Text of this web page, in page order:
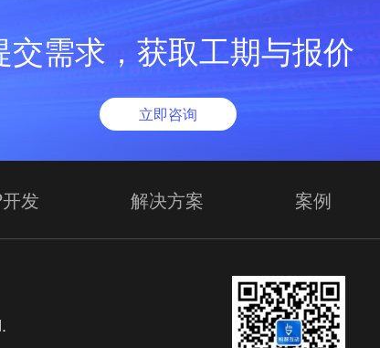
交需求，获取工期与报价
立即咨询
发 解决方案 案例
欢